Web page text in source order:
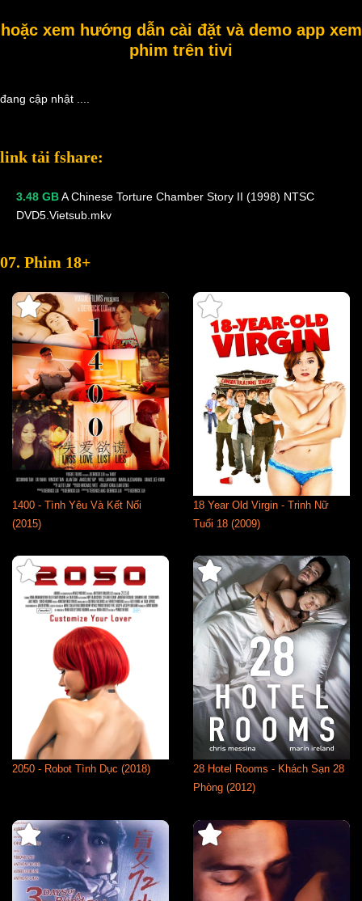
hoặc xem hướng dẫn cài đặt và demo app xem
phim trên tivi
đang cập nhật ....
link tải fshare:
3.48 GBA Chinese Torture Chamber Story II (1998) NTSC
DVD5.Vietsub.mkv
07. Phim 18+
1400 - Tình Yêu Và Kết Nối
(2015)
18 Year Old Virgin - Trinh Nữ
Tuổi 18 (2009)
2050 - Robot Tình Dục (2018)
28 Hotel Rooms - Khách Sạn 28
Phòng (2012)